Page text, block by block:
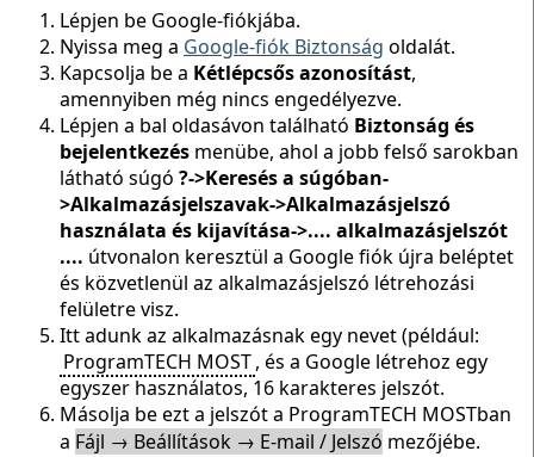
Lépjen be Google-fiókjába.
Nyissa meg a Google-fiók Biztonság oldalát.
Kapcsolja be a Kétlépcsős azonosítást,
amennyiben még nincs engedélyezve.
Lépjen a bal oldasávon található Biztonság és
bejelentkezés menübe, ahol a jobb felső sarokban
látható súgó ?->Keresés a súgóban-
>Alkalmazásjelszavak->Alkalmazásjelszó
használata és kijavítása->.... alkalmazásjelszót
.... útvonalon keresztül a Google fiók újra beléptet
és közvetlenül az alkalmazásjelszó létrehozási
felületre visz.
Itt adunk az alkalmazásnak egy nevet (például:
ProgramTECH MOST, és a Google létrehoz egy
egyszer használatos, 16 karakteres jelszót.
Másolja be ezt a jelszót a ProgramTECH MOSTban
a Fájl → Beállítások → E-mail / Jelszó mezőjébe.